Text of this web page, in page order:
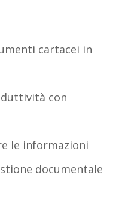
cartacei in
con
le informazioni
documentale